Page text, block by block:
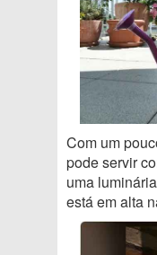
Com um
pode servir
uma
está em alta